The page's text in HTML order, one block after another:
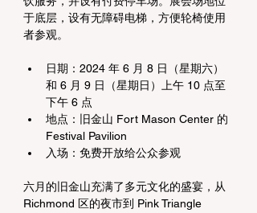
于底层，设有无障碍电梯，方便轮椅使用
者参观。
日期：2024 年 6 月 8 日（星期六）
和 6 月 9 日（星期日）上午 10 点至
下午 6 点
地点：旧金山 Fort Mason Center 的
Festival Pavilion
入场：免费开放给公众参观
六月的旧金山充满了多元文化的盛宴，从
Richmond 区的夜市到 Pink Triangle